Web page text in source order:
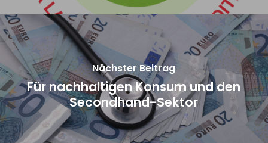
Nächster Beitrag
Für nachhaltigen Konsum und den
Secondhand-Sektor